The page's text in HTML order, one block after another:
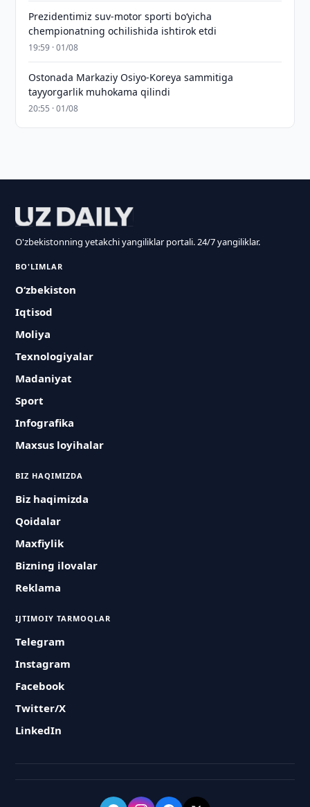
Prezidentimiz suv-motor sporti bo‘yicha
chempionatning ochilishida ishtirok etdi
19:59 · 01/08
Ostonada Markaziy Osiyo-Koreya sammitiga
tayyorgarlik muhokama qilindi
20:55 · 01/08
O'zbekistonning yetakchi yangiliklar portali. 24/7 yangiliklar.
BO'LIMLAR
O‘zbekiston
Iqtisod
Moliya
Texnologiyalar
Madaniyat
Sport
Infografika
Maxsus loyihalar
BIZ HAQIMIZDA
Biz haqimizda
Qoidalar
Maxfiylik
Bizning ilovalar
Reklama
IJTIMOIY TARMOQLAR
Telegram
Instagram
Facebook
Twitter/X
LinkedIn